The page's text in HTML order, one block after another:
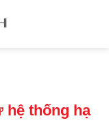
thống hạ